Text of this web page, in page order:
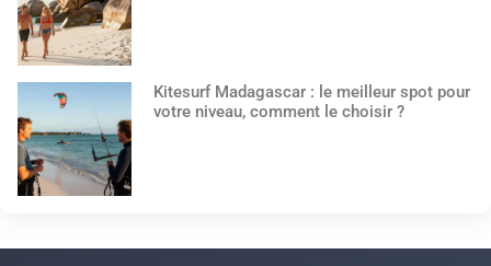
Kitesurf Madagascar : le meilleur spot pour
votre niveau, comment le choisir ?